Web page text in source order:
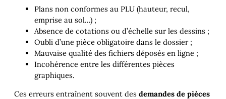
Plans non conformes au PLU (hauteur, recul,
emprise au sol…) ;
Absence de cotations ou d’échelle sur les dessins ;
Oubli d’une pièce obligatoire dans le dossier ;
Mauvaise qualité des fichiers déposés en ligne ;
Incohérence entre les différentes pièces
graphiques.
Ces erreurs entraînent souvent des demandes de pièces